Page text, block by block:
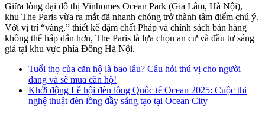
Giữa lòng đại đô thị Vinhomes Ocean Park (Gia Lâm, Hà Nội),
khu The Paris vừa ra mắt đã nhanh chóng trở thành tâm điểm chú ý.
Với vị trí “vàng,” thiết kế đậm chất Pháp và chính sách bán hàng
không thể hấp dẫn hơn, The Paris là lựa chọn an cư và đầu tư sáng
giá tại khu vực phía Đông Hà Nội.
Tuổi thọ của căn hộ là bao lâu? Câu hỏi thú vị cho người
đang và sẽ mua căn hộ!
Khởi động Lễ hội đèn lồng Quốc tế Ocean 2025: Cuộc thi
nghệ thuật đèn lồng đầy sáng tạo tại Ocean City